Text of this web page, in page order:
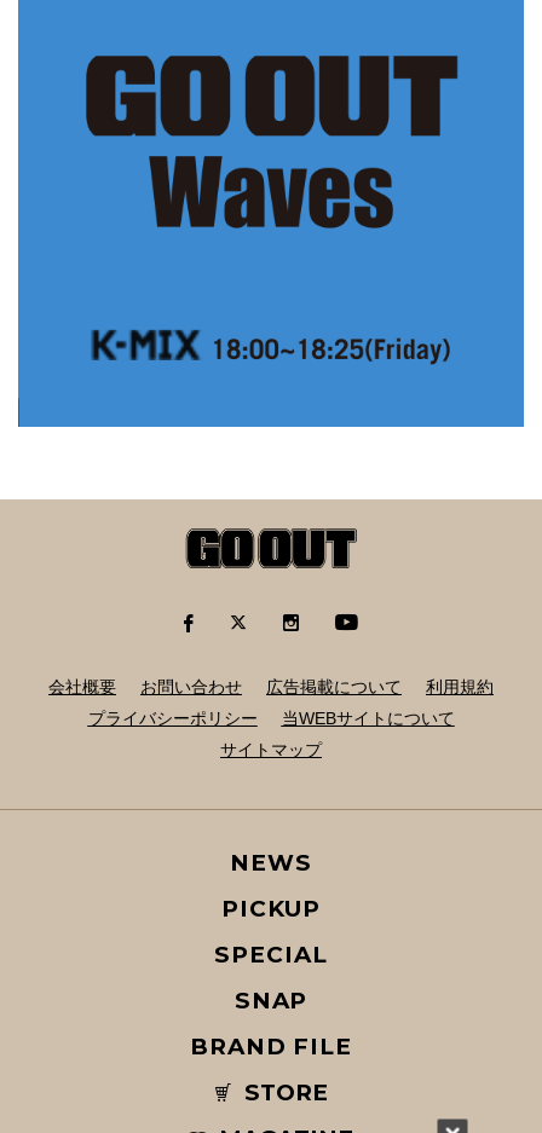
会社概要 お問い合わせ 広告掲載について
利用規約
プライバシーポリシー
当WEBサイトについて
サイトマップ
NEWS
PICKUP
SPECIAL
SNAP
BRAND FILE
STORE